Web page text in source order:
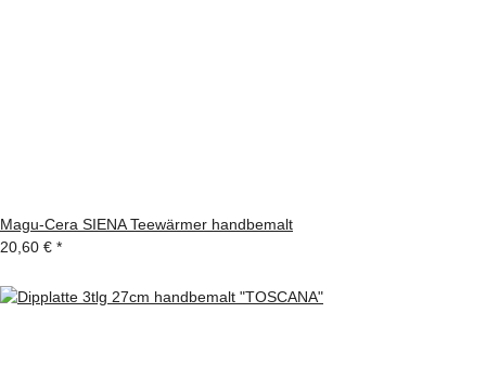
Magu-Cera SIENA Teewärmer handbemalt
20,60 € *